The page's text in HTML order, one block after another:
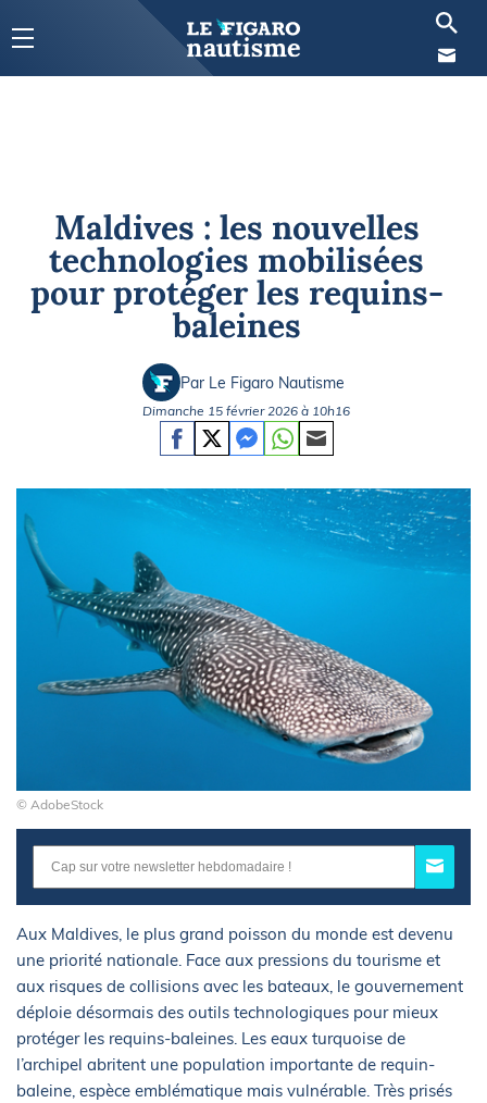
Maldives : les nouvelles
technologies mobilisées
pour protéger les requins-
baleines
Par Le Figaro Nautisme
Dimanche 15 février 2026 à 10h16
© AdobeStock
Aux Maldives, le plus grand poisson du monde est devenu
une priorité nationale. Face aux pressions du tourisme et
aux risques de collisions avec les bateaux, le gouvernement
déploie désormais des outils technologiques pour mieux
protéger les requins-baleines. Les eaux turquoise de
l’archipel abritent une population importante de requin-
baleine, espèce emblématique mais vulnérable. Très prisés